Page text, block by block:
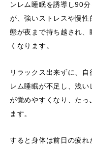
ンレム睡眠を誘導し90
が、強いストレスや慢
態が夜まで持ち越され
くなります​。
リラックス出来ずに、
レム睡眠が不足し、浅
が覚めやすくなり、たっ
ます​。
すると身体は前日の疲れ